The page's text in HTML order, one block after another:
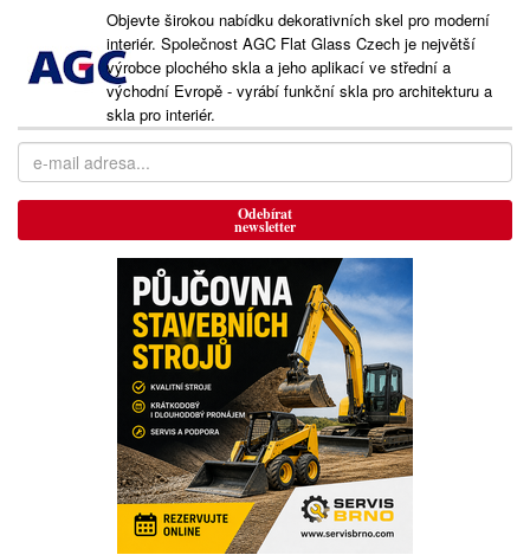
Objevte širokou nabídku dekorativních skel pro moderní
interiér. Společnost AGC Flat Glass Czech je největší
výrobce plochého skla a jeho aplikací ve střední a
východní Evropě - vyrábí funkční skla pro architekturu a
skla pro interiér.
Odebírat
newsletter